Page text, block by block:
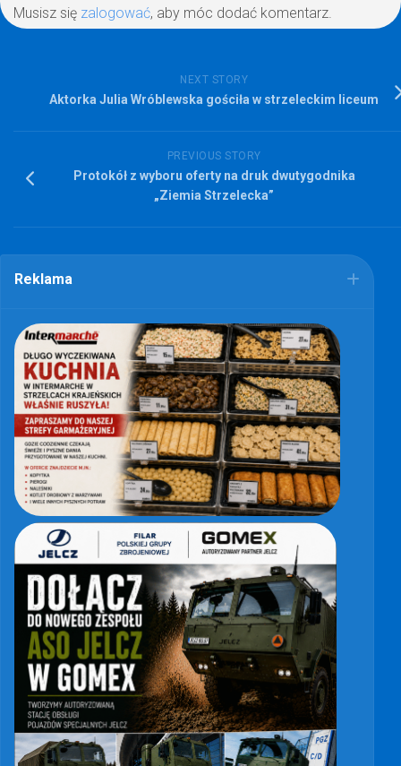
Musisz się zalogować, aby móc dodać komentarz.
NEXT STORY
Aktorka Julia Wróblewska gościła w strzeleckim liceum
PREVIOUS STORY
Protokół z wyboru oferty na druk dwutygodnika
„Ziemia Strzelecka”
Reklama